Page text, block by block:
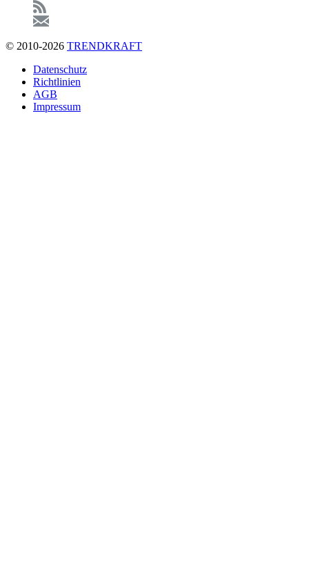
© 2010-2026 TRENDKRAFT
FußzeileDatenschutz
Richtlinien
AGB
Impressum